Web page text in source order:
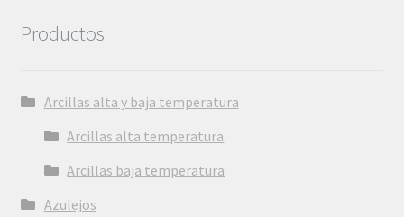
Productos
Arcillas alta y baja temperatura
Arcillas alta temperatura
Arcillas baja temperatura
Azulejos